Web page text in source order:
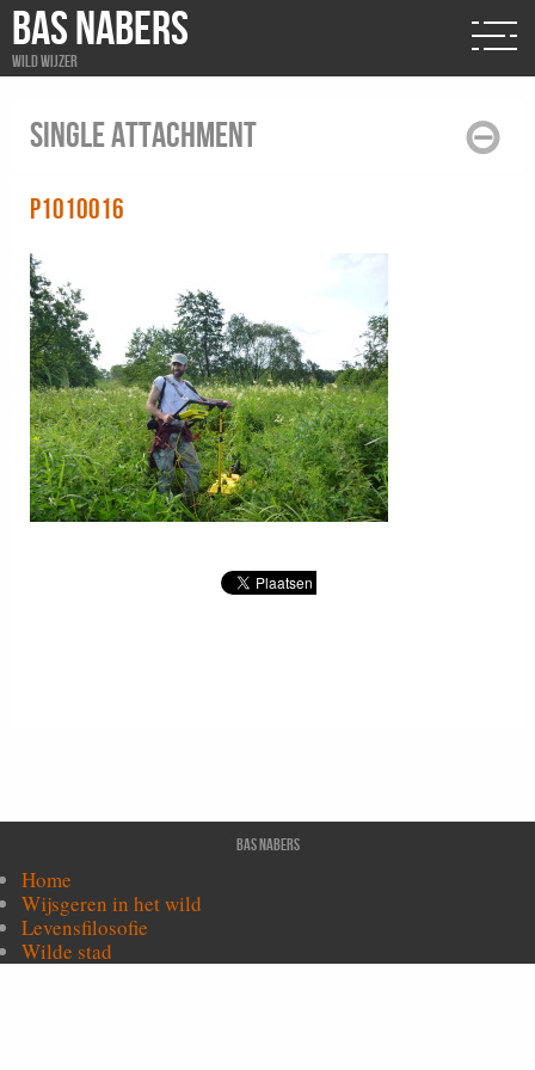
BAS NABERS
Wild wijzer
Single attachment
P1010016
Bas Nabers
Home
Wijsgeren in het wild
Levensfilosofie
Wilde stad